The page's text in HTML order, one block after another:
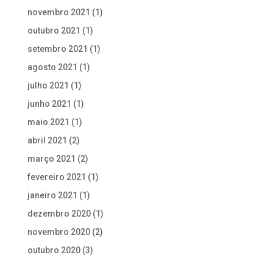
novembro 2021 (1)
outubro 2021 (1)
setembro 2021 (1)
agosto 2021 (1)
julho 2021 (1)
junho 2021 (1)
maio 2021 (1)
abril 2021 (2)
março 2021 (2)
fevereiro 2021 (1)
janeiro 2021 (1)
dezembro 2020(1)
novembro 2020(2)
outubro 2020(3)